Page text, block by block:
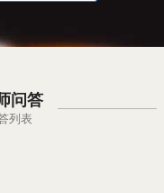
问答
列表